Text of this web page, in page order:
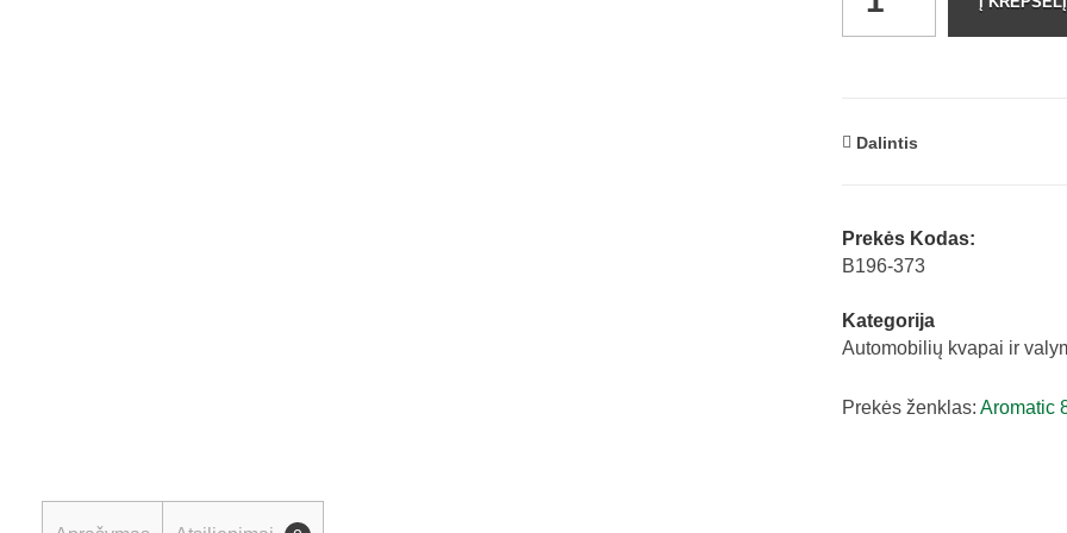
Dalintis
Prekės Kodas:
B196-373
Kategorija
Automobilių kvapai ir
Prekės ženklas: Aromatic